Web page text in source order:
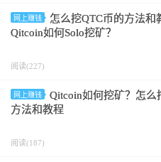
网上赚钱
怎么挖QTC币的方法和
Qitcoin如何Solo挖矿？
阅读(227)
网上赚钱
Qitcoin如何挖矿？怎么
方法和教程
阅读(187)